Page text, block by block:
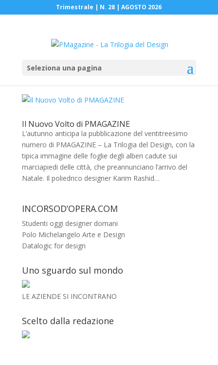
Trimestrale | N. 28 | AGOSTO 2026
Seleziona una pagina
Il Nuovo Volto di PMAGAZINE
L’autunno anticipa la pubblicazione del ventitreesimo
numero di PMAGAZINE – La Trilogia del Design, con la
tipica immagine delle foglie degli alberi cadute sui
marciapiedi delle città, che preannunciano l’arrivo del
Natale. Il poliedrico designer Karim Rashid…
INCORSOD’OPERA.COM
Studenti oggi designer domani
Polo Michelangelo Arte e Design
Datalogic for design
Uno sguardo sul mondo
LE AZIENDE SI INCONTRANO
Scelto dalla redazione